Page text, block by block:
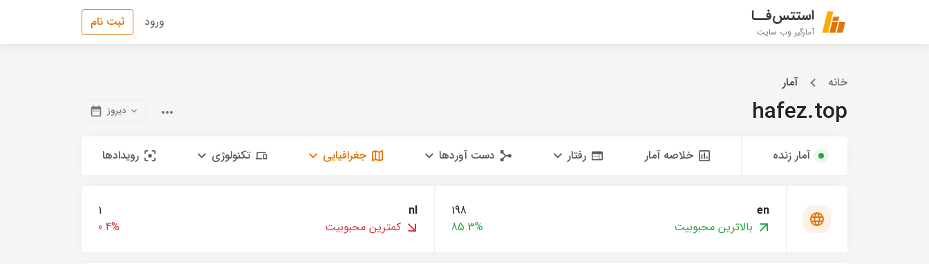
استتس‌فــا
آمارگیر وب سایت
ورود ثبت نام
خانه آمار
hafez.top دیروز
آمار زنده خلاصه آمار رفتار دست آوردها جغرافیایی تکنولوژی رویدادها
en
198
بالاترین محبوبیت
85.3%
nl
1
کمترین محبوبیت
0.4%